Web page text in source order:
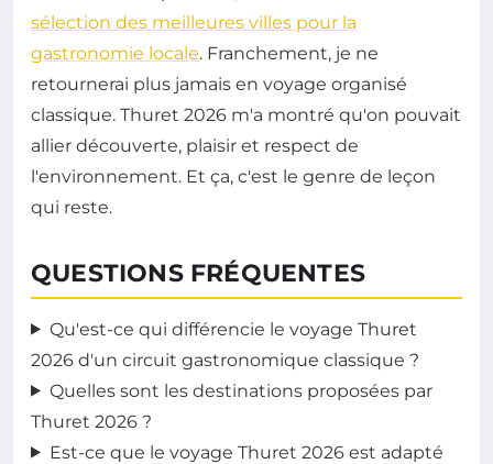
sélection des meilleures villes pour la
gastronomie locale. Franchement, je ne
retournerai plus jamais en voyage organisé
classique. Thuret 2026 m'a montré qu'on pouvait
allier découverte, plaisir et respect de
l'environnement. Et ça, c'est le genre de leçon
qui reste.
QUESTIONS FRÉQUENTES
Qu'est-ce qui différencie le voyage Thuret
2026 d'un circuit gastronomique classique ?
Quelles sont les destinations proposées par
Thuret 2026 ?
Est-ce que le voyage Thuret 2026 est adapté